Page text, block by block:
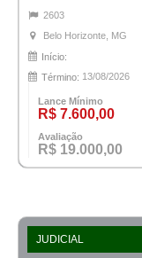
2603
Belo Horizonte, MG
Início:
Término: 13/08/2026
Lance Mínimo
R$ 7.600,00
Avaliação
R$ 19.000,00
JUDICIAL